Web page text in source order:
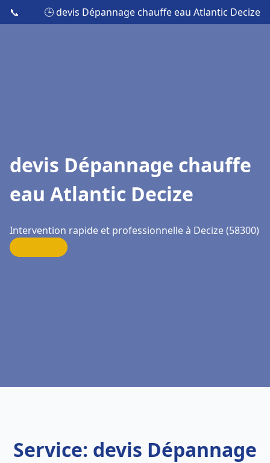
📞 🕒 devis Dépannage chauffe eau Atlantic Decize
devis Dépannage chauffe
eau Atlantic Decize
Intervention rapide et professionnelle à Decize (58300)
Service: devis Dépannage